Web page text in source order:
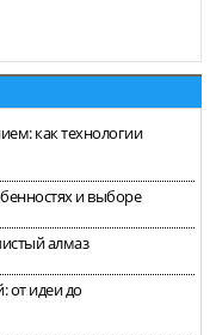
как технологии
и выборе
алмаз
от идеи до